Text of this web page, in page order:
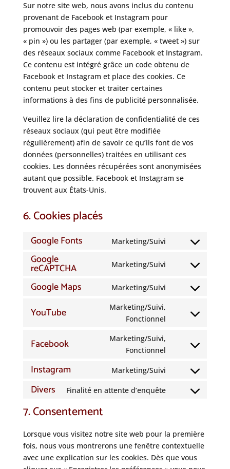
Sur notre site web, nous avons inclus du contenu
provenant de Facebook et Instagram pour
promouvoir des pages web (par exemple, « like »,
« pin ») ou les partager (par exemple, « tweet ») sur
des réseaux sociaux comme Facebook et Instagram.
Ce contenu est intégré grâce un code obtenu de
Facebook et Instagram et place des cookies. Ce
contenu peut stocker et traiter certaines
informations à des fins de publicité personnalisée.
Veuillez lire la déclaration de confidentialité de ces
réseaux sociaux (qui peut être modifiée
régulièrement) afin de savoir ce qu’ils font de vos
données (personnelles) traitées en utilisant ces
cookies. Les données récupérées sont anonymisées
autant que possible. Facebook et Instagram se
trouvent aux États-Unis.
6. Cookies placés
Google Fonts Marketing/Suivi
Consent
service
Google
reCAPTCHA Marketing/Suivi
Consent
service
recaptcha
Google Maps Marketing/Suivi
Consent
service
YouTube
Marketing/Suivi,
Fonctionnel
Consent
service
Facebook
Marketing/Suivi,
Fonctionnel
Consent
service
Instagram Marketing/Suivi
Consent
Divers Finalité en attente d’enquête
Consent
divers
7. Consentement
Lorsque vous visitez notre site web pour la première
fois, nous vous montrerons une fenêtre contextuelle
avec une explication sur les cookies. Dès que vous